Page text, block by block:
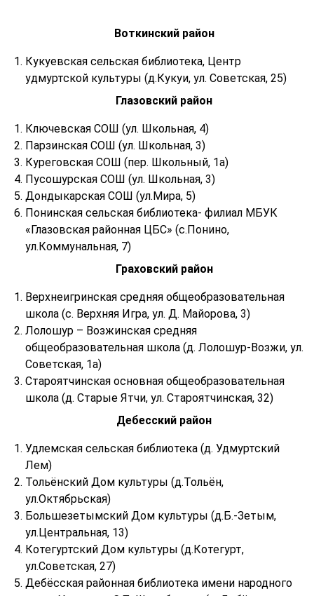
Воткинский район
Кукуевская сельская библиотека, Центр
удмуртской культуры (д.Кукуи, ул. Советская, 25)
Глазовский район
Ключевская СОШ (ул. Школьная, 4)
Парзинская СОШ (ул. Школьная, 3)
Куреговская СОШ (пер. Школьный, 1а)
Пусошурская СОШ (ул. Школьная, 3)
Дондыкарская СОШ (ул.Мира, 5)
Понинская сельская библиотека- филиал МБУК
«Глазовская районная ЦБС» (с.Понино,
ул.Коммунальная, 7)
Граховский район
Верхнеигринская средняя общеобразовательная
школа (с. Верхняя Игра, ул. Д. Майорова, 3)
Лолошур – Возжинская средняя
общеобразовательная школа (д. Лолошур-Возжи, ул.
Советская, 1а)
Староятчинская основная общеобразовательная
школа (д. Старые Ятчи, ул. Староятчинская, 32)
Дебесский район
Удлемская сельская библиотека (д. Удмуртский
Лем)
Тольёнский Дом культуры (д.Тольён,
ул.Октябрьская)
Большезетымский Дом культуры (д.Б.-Зетым,
ул.Центральная, 13)
Котегуртский Дом культуры (д.Котегурт,
ул.Советская, 27)
Дебёсская районная библиотека имени народного